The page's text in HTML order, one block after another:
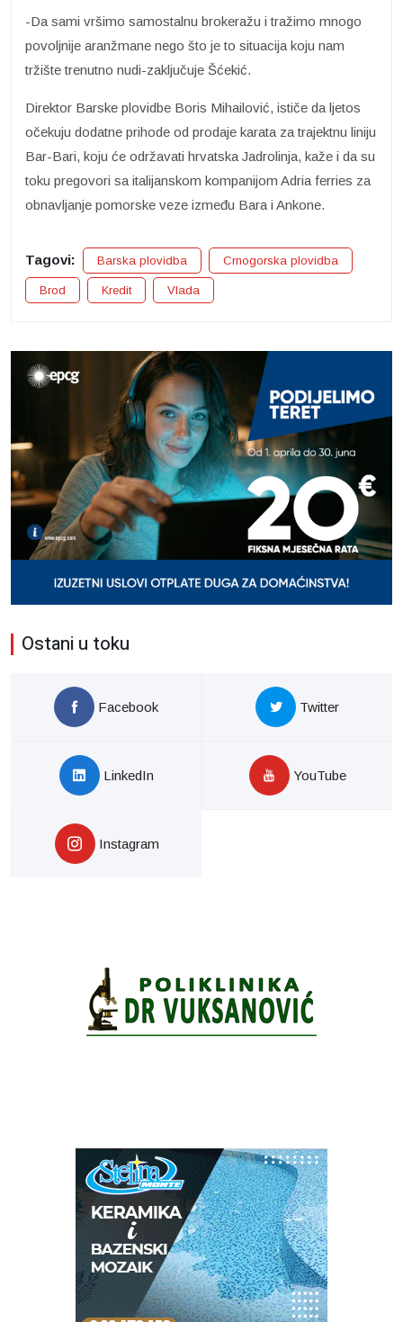
-Da sami vršimo samostalnu brokeražu i tražimo mnogo
povoljnije aranžmane nego što je to situacija koju nam
tržište trenutno nudi-zaključuje Šćekić.
Direktor Barske plovidbe Boris Mihailović, ističe da ljetos
očekuju dodatne prihode od prodaje karata za trajektnu liniju
Bar-Bari, koju će održavati hrvatska Jadrolinja, kaže i da su
toku pregovori sa italijanskom kompanijom Adria ferries za
obnavljanje pomorske veze između Bara i Ankone.
Tagovi: Barska plovidba Crnogorska plovidba
Brod Kredit Vlada
Ostani u toku
Facebook Twitter
LinkedIn YouTube
Instagram